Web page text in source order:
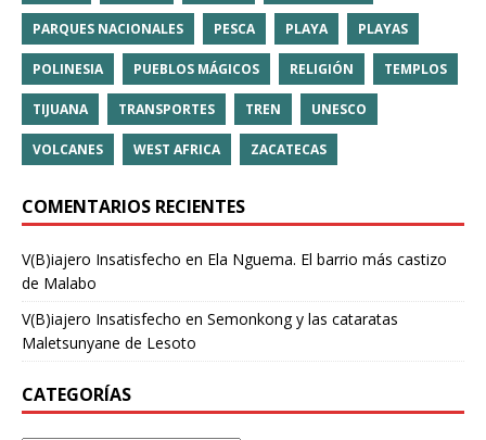
PARQUES NACIONALES PESCA PLAYA PLAYAS
POLINESIA PUEBLOS MÁGICOS RELIGIÓN TEMPLOS
TIJUANA TRANSPORTES TREN UNESCO
VOLCANES WEST AFRICA ZACATECAS
COMENTARIOS RECIENTES
V(B)iajero Insatisfecho en Ela Nguema. El barrio más castizo
de Malabo
V(B)iajero Insatisfecho en Semonkong y las cataratas
Maletsunyane de Lesoto
CATEGORÍAS